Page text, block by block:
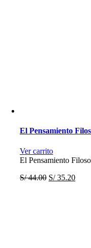
El Pensamiento
Ver carrito
El Pensamiento
S/44.00 S/35.20